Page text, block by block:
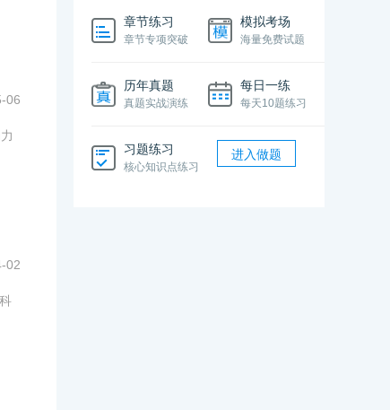
06
02
章节练习
章节专项突破
模拟考场
海量免费试题
历年真题
真题实战演练
每日一练
每天10题练习
习题练习
核心知识点练习
进入做题